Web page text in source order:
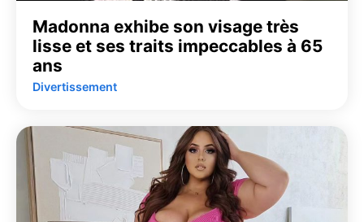
Madonna exhibe son visage très
lisse et ses traits impeccables à 65
ans
Divertissement